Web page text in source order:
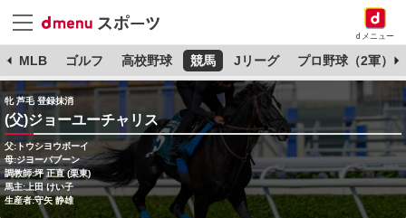
dメニュー
MLB ゴルフ 高校野球 競馬 Jリーグ プロ野球（2軍）
牝 芦毛 登録抹消
(父)ジョーユーチャリス
父:トウシヨウボーイ
母:ジヨーバブーン
調教師:坪 正直 (栗東)
馬主:上田 けい子
生産者:守矢 静雄